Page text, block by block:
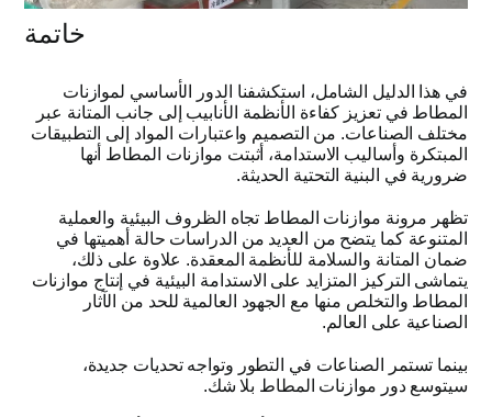
خاتمة
في هذا الدليل الشامل، استكشفنا الدور الأساسي لموازنات
المطاط في تعزيز كفاءة الأنظمة الأنابيب إلى جانب المتانة عبر
مختلف الصناعات. من التصميم واعتبارات المواد إلى التطبيقات
المبتكرة وأساليب الاستدامة، أثبتت موازنات المطاط أنها
ضرورية في البنية التحتية الحديثة.
تظهر مرونة موازنات المطاط تجاه الظروف البيئية والعملية
المتنوعة كما يتضح من العديد من الدراسات حالة أهميتها في
ضمان المتانة والسلامة للأنظمة المعقدة. علاوة على ذلك،
يتماشى التركيز المتزايد على الاستدامة البيئية في إنتاج موازنات
المطاط والتخلص منها مع الجهود العالمية للحد من الآثار
الصناعية على العالم.
بينما تستمر الصناعات في التطور وتواجه تحديات جديدة،
سيتوسع دور موازنات المطاط بلا شك.